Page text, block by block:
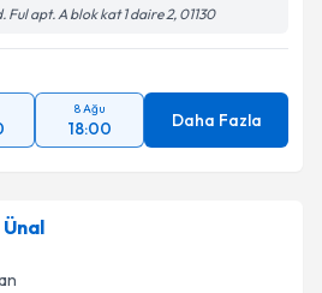
apt. A blok kat 1 daire 2, 01130
8 Ağu
18:00 Daha Fazla